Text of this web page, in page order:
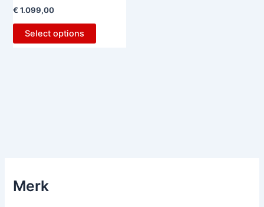
€ 1.099,00
Select options
Merk